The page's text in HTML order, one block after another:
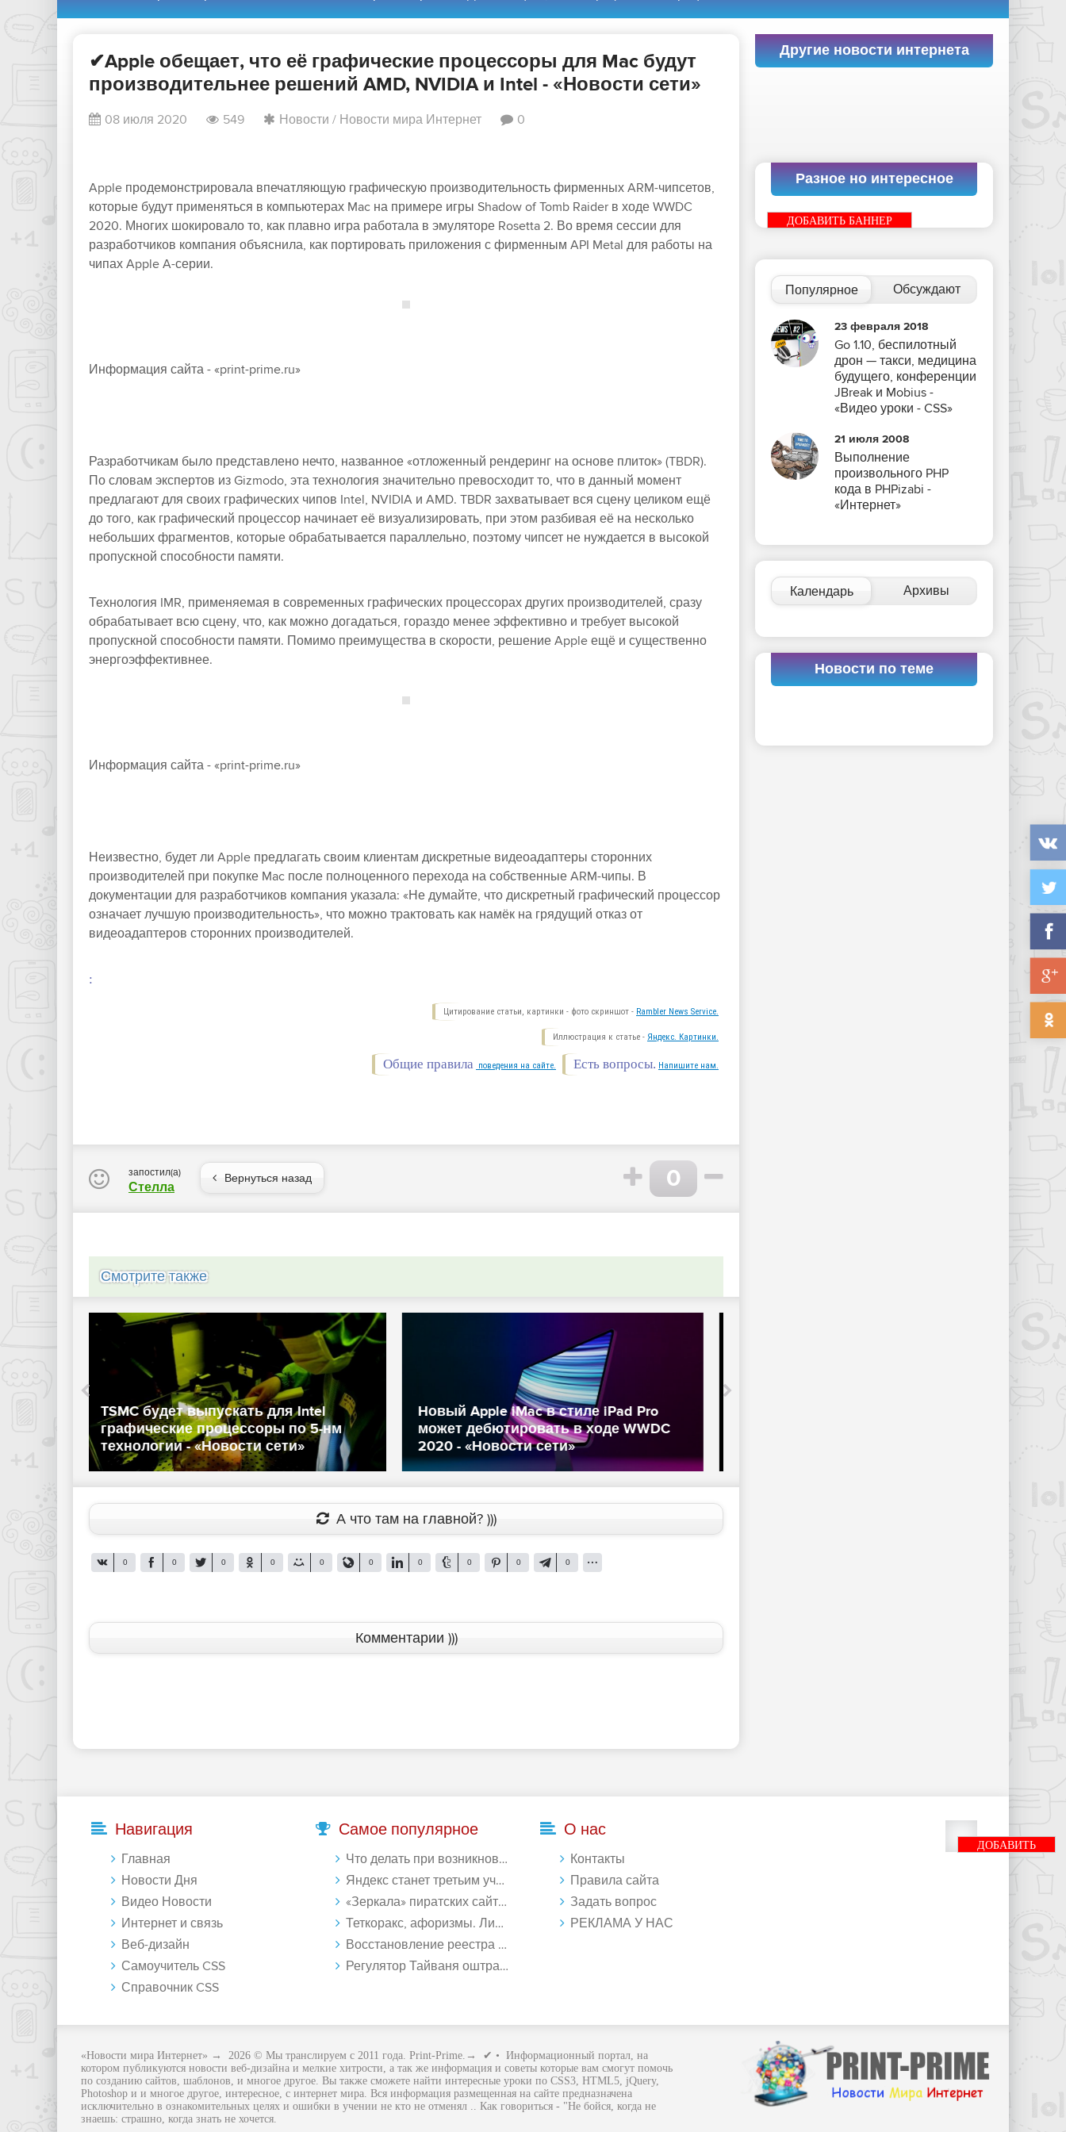
✔Apple обещает, что её графические процессоры для Mac будут
производительнее решений AMD, NVIDIA и Intel - «Новости сети»
08 июля 2020 549 Новости / Новости мира Интернет 0
Apple продемонстрировала впечатляющую графическую производительность фирменных ARM-чипсетов,
которые будут применяться в компьютерах Mac на примере игры Shadow of Tomb Raider в ходе WWDC
2020. Многих шокировало то, как плавно игра работала в эмуляторе Rosetta 2. Во время сессии для
разработчиков компания объяснила, как портировать приложения с фирменным API Metal для работы на
чипах Apple A-серии.
Информация сайта - «print-prime.ru»
Разработчикам было представлено нечто, названное «отложенный рендеринг на основе плиток» (TBDR).
По словам экспертов из Gizmodo, эта технология значительно превосходит то, что в данный момент
предлагают для своих графических чипов Intel, NVIDIA и AMD. TBDR захватывает вся сцену целиком ещё
до того, как графический процессор начинает её визуализировать, при этом разбивая её на несколько
небольших фрагментов, которые обрабатывается параллельно, поэтому чипсет не нуждается в высокой
пропускной способности памяти.
Технология IMR, применяемая в современных графических процессорах других производителей, сразу
обрабатывает всю сцену, что, как можно догадаться, гораздо менее эффективно и требует высокой
пропускной способности памяти. Помимо преимущества в скорости, решение Apple ещё и существенно
энергоэффективнее.
Информация сайта - «print-prime.ru»
Неизвестно, будет ли Apple предлагать своим клиентам дискретные видеоадаптеры сторонних
производителей при покупке Mac после полноценного перехода на собственные ARM-чипы. В
документации для разработчиков компания указала: «Не думайте, что дискретный графический процессор
означает лучшую производительность», что можно трактовать как намёк на грядущий отказ от
видеоадаптеров сторонних производителей.
:
Цитирование статьи, картинки - фото скриншот - Rambler News Service.
Иллюстрация к статье - Яндекс. Картинки.
Есть вопросы. Напишите нам.
Общие правила поведения на сайте.
запостил(а)
Стелла
Вернуться назад 0
Смотрите также
WWDC 2020: Apple объявила о
переводе Mac на собственные ARM-
процессоры, но постепенно -
«Новости сети»
Bloomberg: Apple объявит на
WWDC20 о переводе Mac на чипы
собственной разработки - «Новости
сети»
А что там на главной? )))
0 0 0 0 0 0 0 0 0 0
Комментарии )))
Другие новости интернета
Разное но интересное
ДОБАВИТЬ БАННЕР
Популярное Обсуждают
23 февраля 2018
Go 1.10, беспилотный
дрон — такси, медицина
будущего, конференции
JBreak и Mobius -
«Видео уроки - CSS»
21 июля 2008
Выполнение
произвольного PHP
кода в PHPizabi -
«Интернет»
Календарь Архивы
Новости по теме
Навигация
Главная
Новости Дня
Видео Новости
Интернет и связь
Веб-дизайн
Самоучитель CSS
Справочник CSS
Самое популярное
Что делать при возникновении ошибки Download interrupted в Chrome - «Windows»
Яндекс станет третьим участником в процессе ФАС против Google - «Интернет»
«Зеркала» пиратских сайтов будут блокироваться! - «Интернет»
Теткоракс, афоризмы. Лист 1. - «Афоризмы»
Восстановление реестра Windows 10: как восстановить реестр Виндовс 10 - «Windows»
Регулятор Тайваня оштрафует Qualcomm на $774 млн - «Новости сети»
О нас
Контакты
Правила сайта
Задать вопрос
РЕКЛАМА У НАС
ДОБАВИТЬ
«Новости мира Интернет» → 2026 © Мы транслируем с 2011 года. Print-Prime.→ ✔ • Информационный портал, на
котором публикуются новости веб-дизайна и мелкие хитрости, а так же информация и советы которые вам смогут помочь
по созданию сайтов, шаблонов, и многое другое. Вы также сможете найти интересные уроки по CSS3, HTML5, jQuery,
Photoshop и и многое другое, интересное, с интернет мира. Вся информация размещенная на сайте предназначена
исключительно в ознакомительных целях и ошибки в учении не кто не отменял .. Как говориться - "Не бойся, когда не
знаешь: страшно, когда знать не хочется.